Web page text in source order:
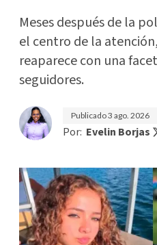
Meses después de la
el centro de la
reaparece con una
seguidores.
Publicado3 ago. 2026
Por: Evelin Borjas